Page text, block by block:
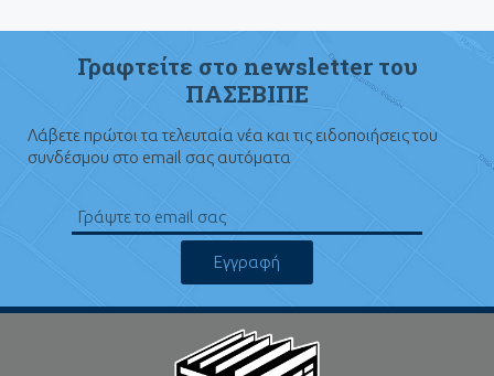
Γραφτείτε στο newsletter του
ΠΑΣΕΒΙΠΕ
Λάβετε πρώτοι τα τελευταία νέα και τις ειδοποιήσεις του
συνδέσμου στο email σας αυτόματα